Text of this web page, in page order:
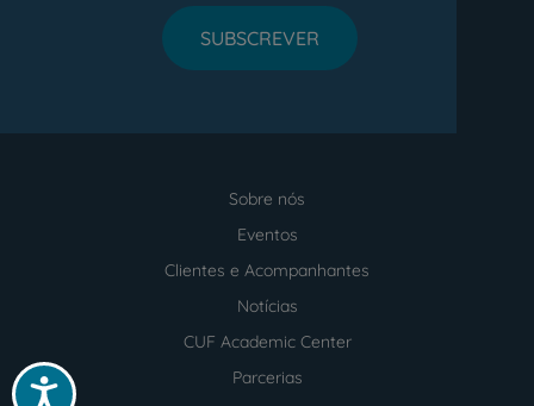
Acessibilidade
SUBSCREVER
Sobre nós
Eventos
Clientes e Acompanhantes
Notícias
CUF Academic Center
Parcerias